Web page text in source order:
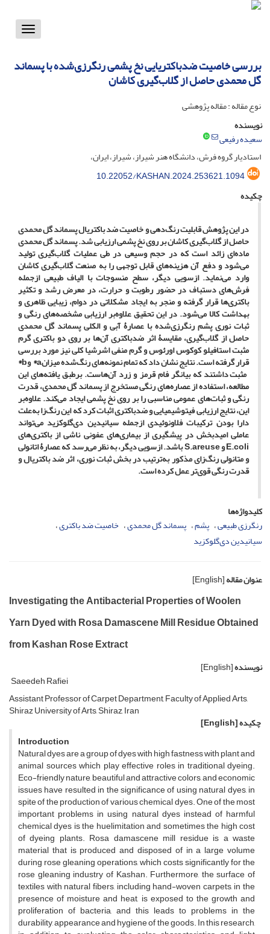
Toggle
بررسی خاصیت ضدباکتریایی نخ پشمی رنگرزی‌شده با پسماند
گل محمدی حاصل از گلاب‌گیری کاشان
نوع مقاله : مقاله پژوهشی
نویسنده
سعیده رفیعی
استادیار گروه فرش، دانشگاه هنر شیراز، شیراز، ایران،
10.22052/KASHAN.2024.253621.1094
چکیده
در این پژوهش قابلیت رنگ‌دهی و خاصیت ضد باکتریال پسماند گل محمدی
حاصل از گلاب‌گیری کاشان بر روی نخ پشمی ارزیابی شد. پسماند گل محمدی
ماده‌ای زائد است که در حجم وسیعی در طی عملیات گلاب‌گیری تولید
می‌شود و دفع آن هزینه‌های قابل توجهی را به صنعت گلاب‌گیری کاشان
وارد می‌نماید. ازسویی دیگر، سطح منسوجات با الیاف طبیعی ازجمله
فرش‌های دستباف در حضور رطوبت و حرارت، در معرض رشد و تکثیر
باکتری‌ها قرار گرفته و منجر به ایجاد مشکلاتی در دوام، زیبایی ظاهری و
بهداشت کالا می‌شود. در این تحقیق علاوه‌‌بر ارزیابی مشخصه‌های رنگی و
ثبات نوری پشم رنگرزی‌شده با عصارۀ آبی و الکلی پسماند گل محمدی
حاصل از گلاب‌گیری، مقایسۀ اثر ضد‌باکتری آن‌ها بر روی دو باکتری گرم
مثبت استافیلو کوکوس‌ اورئوس و گرم منفی اشرشیا ‌کلی نیز مورد بررسی
قرار گرفته است. نتایج نشان داد که تمام نمونه‌های رنگ‌شده میزانa
*وb
*
مثبت داشتند که بیانگر فام قرمز و زرد آن‌هاست. بر‌طبق یافته‌های این
مطالعه، استفاده از عصاره‌های رنگی مستخرج از پسماند گل محمدی، قدرت
رنگی و ثبات‌های عمومی مناسبی را بر روی نخ پشمی ایجاد می‌کند. علاوه‌بر
این، نتایج ارزیابی فیتوشیمیایی و ضد‌باکتری اثبات کرد که این رنگ‌زا به‌علت
دارا بودن ترکیبات فلاونوئیدی ازجمله سیانیدین‌ دی‌گلوکزید می‌تواند
عاملی امیدبخش در پیشگیری از بیماری‌های عفونی ناشی از باکتری‌های
E.coliوS.areuseباشد. ازسویی دیگر، به نظر می‌رسد که عصارۀ اتانولی
و متانولی رنگ‌زای مذکور به‌ترتیب در بخش ثبات نوری، اثر ضد باکتریال و
قدرت رنگی قوی‌تر عمل کرده است.
کلیدواژه‌ها
رنگرزی طبیعی پشم پسماند گل محمدی خاصیت ضد باکتری
سیانیدین دی‌گلوکزید
عنوان مقاله[English]
Investigating the Antibacterial Properties of Woolen
Yarn Dyed with Rosa Damascene Mill Residue Obtained
from Kashan Rose Extract
نویسنده[English]
Saeedeh Rafiei
Assistant Professor of Carpet Department, Faculty of Applied Arts,
Shiraz University of Arts, Shiraz, Iran
چکیده[English]
Introduction
Natural dyes are a group of dyes with high fastness with plant and
animal sources which play effective roles in traditional dyeing.
Eco-friendly nature, beautiful and attractive colors, and economic
issues have resulted in the significance of using natural dyes, in
spite of the production of various chemical dyes. One of the most
important problems in using natural dyes instead of harmful
chemical dyes is the huelimitation and sometimes the high cost
of dyeing plants. Rosa damascene mill residue is a waste
material that is produced and disposed of in a large volume
during rose gleaning operations, which costs significantly for the
rose gleaning industry of Kashan. Furthermore, the surface of
textiles with natural fibers, including hand-woven carpets, in the
presence of moisture and heat, is exposed to the growth and
proliferation of bacteria, and this leads to problems in the
durability, appearance and hygiene of the goods. In this research,